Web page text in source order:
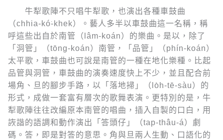
牛犁歌陣不只唱牛犁歌，也演出各種車鼓曲
（chhia-kó͘-khek）。藝人多半以車鼓曲這一名稱，稱
呼這些出自於南管（lâm-koán）的樂曲。是以，除了
「洞管」（tōng-koán）南管，「品管」（phín-koán）
太平歌，車鼓曲也可說是南管的一種在地化樂種。比起
品管與洞管，車鼓曲的演奏速度快上不少，並且配合前
場角、旦的腳步手路，以「落地掃」（lo̍h-tē-sàu）的
形式，成做一套富有層次的歌舞表演。更特別的是，牛
犁歌陣往往改編原本南管的唱曲，插入自製的口白，用
詼諧的語調和動作演出「答頭仔」（tap-thâu-á）劇
碼。答，即是對答的意思。角與旦兩人生動、口語化的